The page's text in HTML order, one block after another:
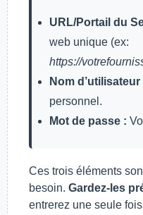
URL/Portail du
web unique (ex:
https://
Nom d’utilisateur
personnel.
Mot de passe :
Ces trois éléments
besoin. Gardez-les
entrerez une seule